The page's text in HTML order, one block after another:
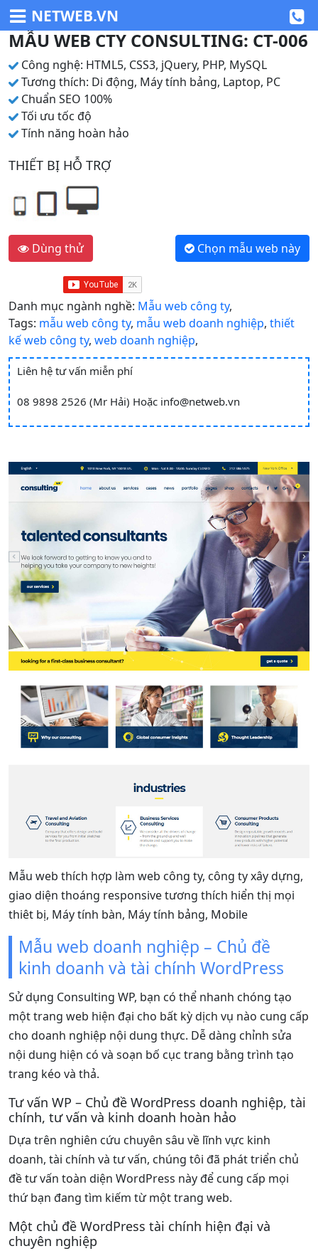
NETWEB.VN
MẪU WEB CTY CONSULTING: CT-006
Công nghệ: HTML5, CSS3, jQuery, PHP, MySQL
Tương thích: Di động, Máy tính bảng, Laptop, PC
Chuẩn SEO 100%
Tối ưu tốc độ
Tính năng hoàn hảo
THIẾT BỊ HỖ TRỢ
Dùng thử Chọn mẫu web này
Danh mục ngành nghề: Mẫu web công ty,
Tags: mẫu web công ty, mẫu web doanh nghiệp, thiết
kế web công ty, web doanh nghiệp,
Liên hệ tư vấn miễn phí
08 9898 2526 (Mr Hải) Hoặc info@netweb.vn
Mẫu web thích hợp làm web công ty, công ty xây dựng,
giao diện thoáng responsive tương thích hiển thị mọi
thiêt bị, Máy tính bàn, Máy tính bảng, Mobile
Mẫu web doanh nghiệp – Chủ đề
kinh doanh và tài chính WordPress
Sử dụng Consulting WP, bạn có thể nhanh chóng tạo
một trang web hiện đại cho bất kỳ dịch vụ nào cung cấp
cho doanh nghiệp nội dung thực. Dễ dàng chỉnh sửa
nội dung hiện có và soạn bố cục trang bằng trình tạo
trang kéo và thả.
Tư vấn WP – Chủ đề WordPress doanh nghiệp, tài
chính, tư vấn và kinh doanh hoàn hảo
Dựa trên nghiên cứu chuyên sâu về lĩnh vực kinh
doanh, tài chính và tư vấn, chúng tôi đã phát triển chủ
đề tư vấn toàn diện WordPress này để cung cấp mọi
thứ bạn đang tìm kiếm từ một trang web.
Một chủ đề WordPress tài chính hiện đại và
chuyên nghiệp